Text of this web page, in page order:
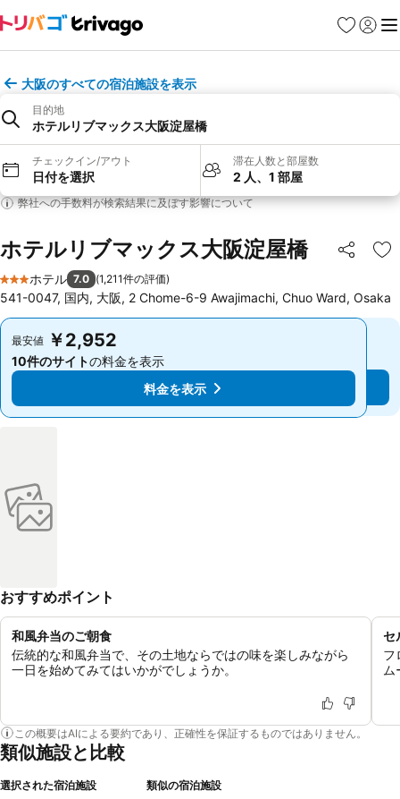
お気に入り
ログイ
メ
大阪のすべての宿泊施設を表示
目的地
ホテルリブマックス大阪淀屋橋
チェックイン/アウト
日付を選択
滞在人数と部屋数
2 人、1 部屋
弊社への手数料が検索結果に及ぼす影響について
ホテルリブマックス大阪淀屋橋 シェア
お
3 ホテルのランク
ホテル 7.0 (1,211件の評価)
541-0047, 国内, 大阪, 2 Chome-6-9 Awajimachi, Chuo Ward, Osaka
最安値 ￥2,952
10件のサイトの料金を表示
料金を表示
最安値 ￥2,952
10件のサイトの料金を表示
料金を表示
おすすめポイント
和風弁当のご朝食
伝統的な和風弁当で、その土地ならではの味を楽しみながら
一日を始めてみてはいかがでしょうか。
セ
フ
この概要はAIによる要約であり、正確性を保証するものではありません。
類似施設と比較
選択された宿泊施設 類似の宿泊施設